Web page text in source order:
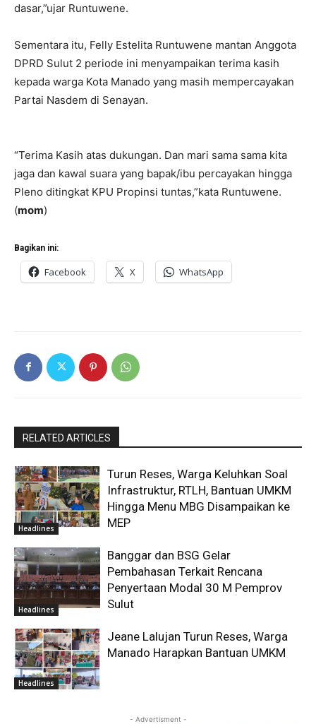
dasar,”ujar Runtuwene.
Sementara itu, Felly Estelita Runtuwene mantan Anggota
DPRD Sulut 2 periode ini menyampaikan terima kasih
kepada warga Kota Manado yang masih mempercayakan
Partai Nasdem di Senayan.
“Terima Kasih atas dukungan. Dan mari sama sama kita
jaga dan kawal suara yang bapak/ibu percayakan hingga
Pleno ditingkat KPU Propinsi tuntas,”kata Runtuwene.
(mom)
Bagikan ini:
Facebook X WhatsApp
RELATED ARTICLES
Headlines
Turun Reses, Warga Keluhkan Soal
Infrastruktur, RTLH, Bantuan UMKM
Hingga Menu MBG Disampaikan ke
MEP
Headlines
Banggar dan BSG Gelar
Pembahasan Terkait Rencana
Penyertaan Modal 30 M Pemprov
Sulut
Headlines
Jeane Lalujan Turun Reses, Warga
Manado Harapkan Bantuan UMKM
- Advertisment -